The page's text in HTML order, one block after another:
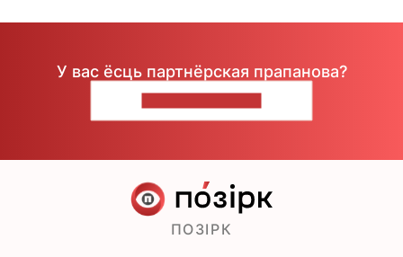
У вас ёсць партнёрская прапанова?
ПОЗІРК